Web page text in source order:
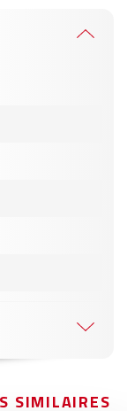
SIMILAIRES